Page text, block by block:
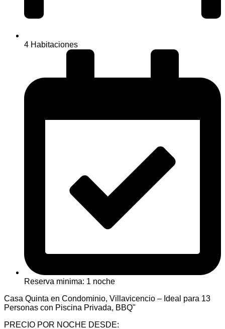
4 Habitaciones
Reserva minima: 1 noche
Casa Quinta en Condominio, Villavicencio – Ideal para 13
Personas con Piscina Privada, BBQ"
PRECIO POR NOCHE DESDE: